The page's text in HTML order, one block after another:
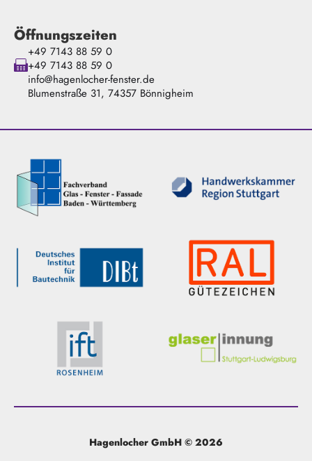
Öffnungszeiten
+49 7143 88 59 0
+49 7143 88 59 0
info@hagenlocher-fenster.de
Blumenstraße 31, 74357 Bönnigheim
Hagenlocher GmbH © 2026